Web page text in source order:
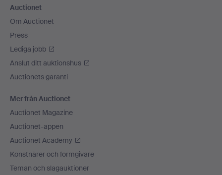
Auctionet
Om Auctionet
Press
Lediga jobb
Anslut ditt auktionshus
Auctionets garanti
Mer från Auctionet
Auctionet Magazine
Auctionet-appen
Auctionet Academy
Konstnärer och formgivare
Teman och slagauktioner